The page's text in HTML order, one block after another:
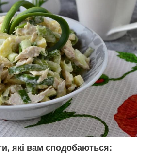
які вам сподобаються: